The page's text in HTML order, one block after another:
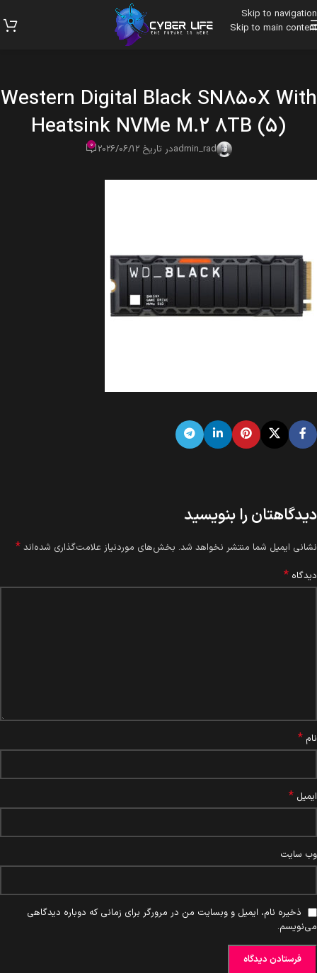
Skip to navigation
Skip to main content
Western Digital Black SN850X With
Heatsink NVMe M.2 8TB (5)
admin_radدر تاریخ 2026/06/12 0
دیدگاهتان را بنویسید
نشانی ایمیل شما منتشر نخواهد شد. بخش‌های موردنیاز علامت‌گذاری شده‌اند *
دیدگاه *
نام *
ایمیل *
وب‌ سایت
ذخیره نام، ایمیل و وبسایت من در مرورگر برای زمانی که دوباره دیدگاهی
می‌نویسم.